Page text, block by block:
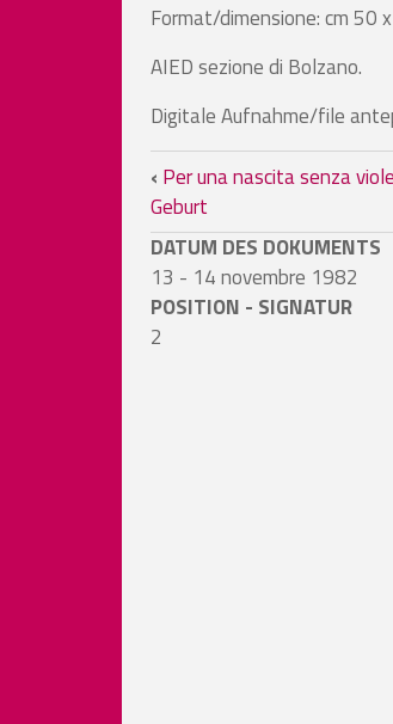
Format/dimensione: cm 50
AIED sezione di Bolzano.
Digitale Aufnahme/file
Links für das
‹ Per una nascita senza
Geburt
DATUM DES DOKUMENTS
13 - 14 novembre 1982
POSITION - SIGNATUR
2